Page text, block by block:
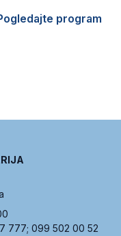
program
777; 099 502 00 52